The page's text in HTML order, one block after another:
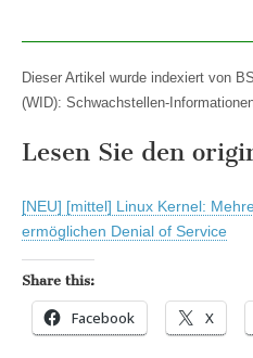
Dieser Artikel wurde indexiert von
(WID): Schwachstellen-
Lesen Sie den
[NEU] [mittel] Linux Kernel:
ermöglichen Denial of Service
Share this:
Facebook X